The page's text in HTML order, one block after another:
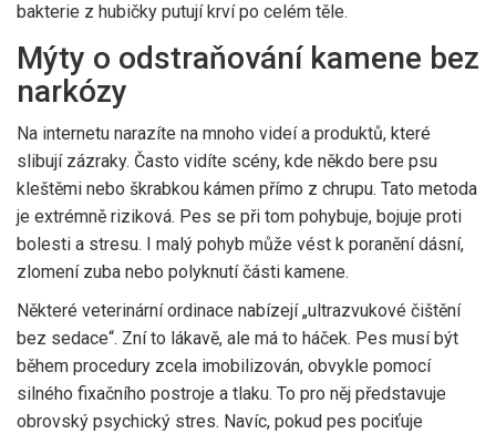
bakterie z hubičky putují krví po celém těle.
Mýty o odstraňování kamene bez
narkózy
Na internetu narazíte na mnoho videí a produktů, které
slibují zázraky. Často vidíte scény, kde někdo bere psu
kleštěmi nebo škrabkou kámen přímo z chrupu. Tato metoda
je extrémně riziková. Pes se při tom pohybuje, bojuje proti
bolesti a stresu. I malý pohyb může vést k poranění dásní,
zlomení zuba nebo polyknutí části kamene.
Některé veterinární ordinace nabízejí „ultrazvukové čištění
bez sedace“. Zní to lákavě, ale má to háček. Pes musí být
během procedury zcela imobilizován, obvykle pomocí
silného fixačního postroje a tlaku. To pro něj představuje
obrovský psychický stres. Navíc, pokud pes pociťuje